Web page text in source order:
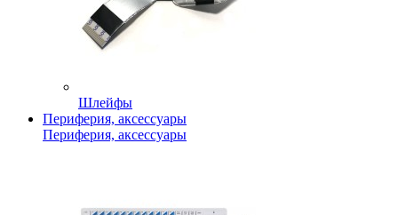
Шлейфы
Периферия, аксессуары
Периферия, аксессуары